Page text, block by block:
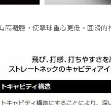
離腔，使擊球重心更低。圓滑